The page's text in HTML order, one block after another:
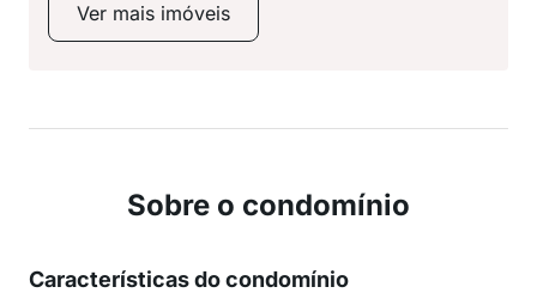
Ver mais imóveis
Sobre o condomínio
Características do condomínio